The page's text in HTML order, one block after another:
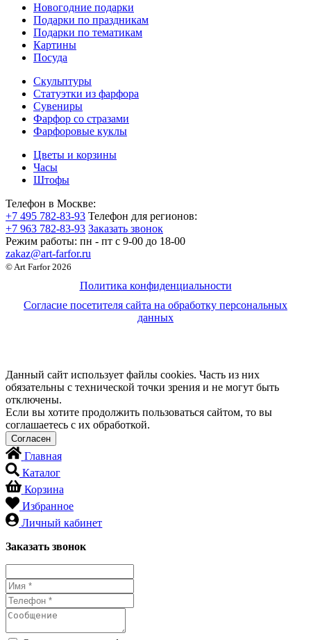
Новогодние подарки
Подарки по праздникам
Подарки по тематикам
Картины
Посуда
Скульптуры
Статуэтки из фарфора
Сувениры
Фарфор со стразами
Фарфоровые куклы
Цветы и корзины
Часы
Штофы
Телефон в Москве:
+7 495 782-83-93 Телефон для регионов:
+7 963 782-83-93 Заказать звонок
Режим работы: пн - пт c 9-00 до 18-00
zakaz@art-farfor.ru
© Art Farfor 2026
Политика конфиденциальности
Согласие посетителя сайта на обработку персональных
данных
Данный сайт использует файлы cookies. Часть из них
обязательны с технической точки зрения и не могут быть
отключены.
Если вы хотите продолжить пользоваться сайтом, то вы
соглашаетесь с их обработкой.
Главная
Каталог
Корзина
Избранное
Личный кабинет
Заказать звонок